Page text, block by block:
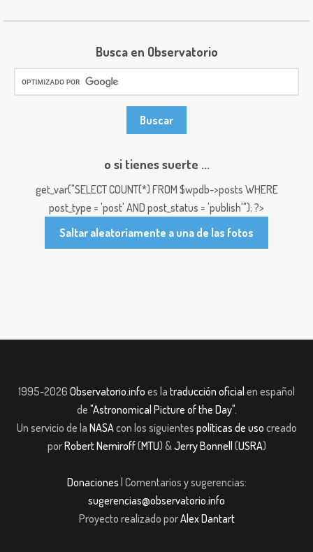
Busca en Observatorio
o si tienes suerte ...
get_var("SELECT COUNT(*) FROM $wpdb->posts WHERE
post_type = 'post' AND post_status = 'publish'"); ?>
Saltar aleatoriamente a una de las fotos
1995-2026 Observatorio.info es la traducción oficial en español
de "Astronomical Picture of the Day".
Un servicio de la NASAcon los siguientes políticas de uso creado
porRobert Nemiroff(MTU) &Jerry Bonnell (USRA)
Donaciones | Comentarios y sugerencias:
sugerencias@observatorio.info
Proyecto realizado porAlex Dantart